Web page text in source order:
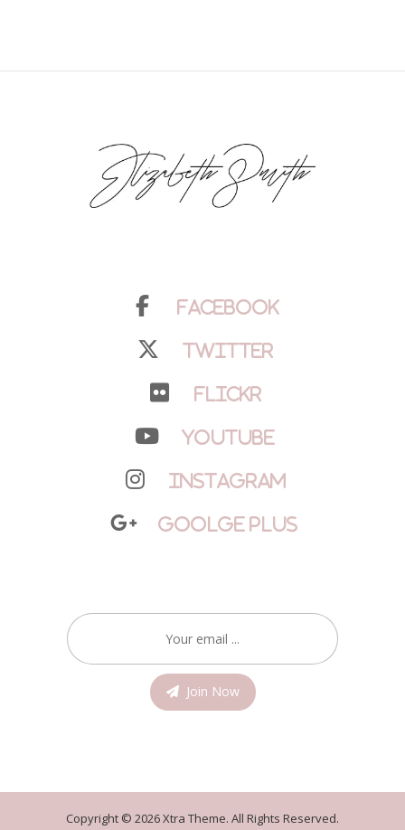
Facebook
Twitter
Flickr
YouTube
Instagram
Goolge Plus
Join Now
Copyright © 2026 Xtra Theme. All Rights Reserved.